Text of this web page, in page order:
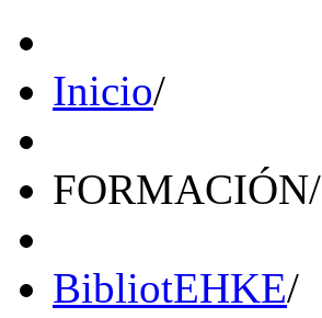
Inicio/
FORMACIÓN/
BibliotEHKE/